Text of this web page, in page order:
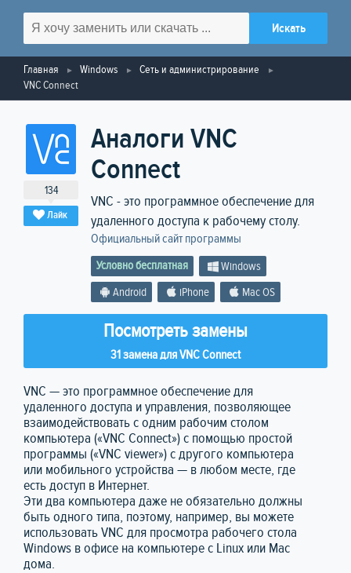
Главная Windows
Сеть и администрирование
VNC Connect
134
Лайк
Аналоги VNC
Connect
VNC - это программное обеспечение для
удаленного доступа к рабочему столу.
Официальный сайт программы
Условно бесплатная
Windows
Android
iPhone Mac OS
Посмотреть замены
31 замена для VNC Connect
VNC — это программное обеспечение для
удаленного доступа и управления, позволяющее
взаимодействовать с одним рабочим столом
компьютера («VNC Connect») с помощью простой
программы («VNC viewer») с другого компьютера
или мобильного устройства — в любом месте, где
есть доступ в Интернет.
Эти два компьютера даже не обязательно должны
быть одного типа, поэтому, например, вы можете
использовать VNC для просмотра рабочего стола
Windows в офисе на компьютере с Linux или Mac
дома.